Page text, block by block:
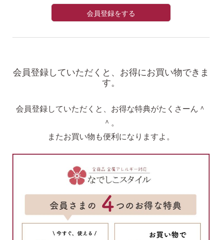
会員登録をする
会員登録していただくと、お得にお買い物できま
す。
会員登録していただくと、お得な特典がたくさーん＾
＾。
またお買い物も便利になりますよ。